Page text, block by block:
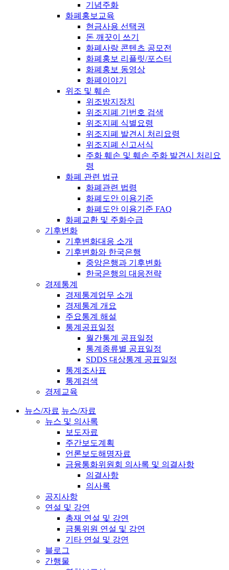
기념주화
화폐홍보교육
현금사용 선택권
돈 깨끗이 쓰기
화폐사랑 콘텐츠 공모전
화폐홍보 리플릿/포스터
화폐홍보 동영상
화폐이야기
위조 및 훼손
위조방지장치
위조지폐 기번호 검색
위조지폐 식별요령
위조지폐 발견시 처리요령
위조지폐 신고서식
주화 훼손 및 훼손 주화 발견시 처리요
령
화폐 관련 법규
화폐관련 법령
화폐도안 이용기준
화폐도안 이용기준 FAQ
화폐교환 및 주화수급
기후변화
기후변화대응 소개
기후변화와 한국은행
중앙은행과 기후변화
한국은행의 대응전략
경제통계
경제통계업무 소개
경제통계 개요
주요통계 해설
통계공표일정
월간통계 공표일정
통계종류별 공표일정
SDDS 대상통계 공표일정
통계조사표
통계검색
경제교육
뉴스/자료 뉴스/자료
뉴스 및 의사록
보도자료
주간보도계획
언론보도해명자료
금융통화위원회 의사록 및 의결사항
의결사항
의사록
공지사항
연설 및 강연
총재 연설 및 강연
금통위원 연설 및 강연
기타 연설 및 강연
블로그
간행물